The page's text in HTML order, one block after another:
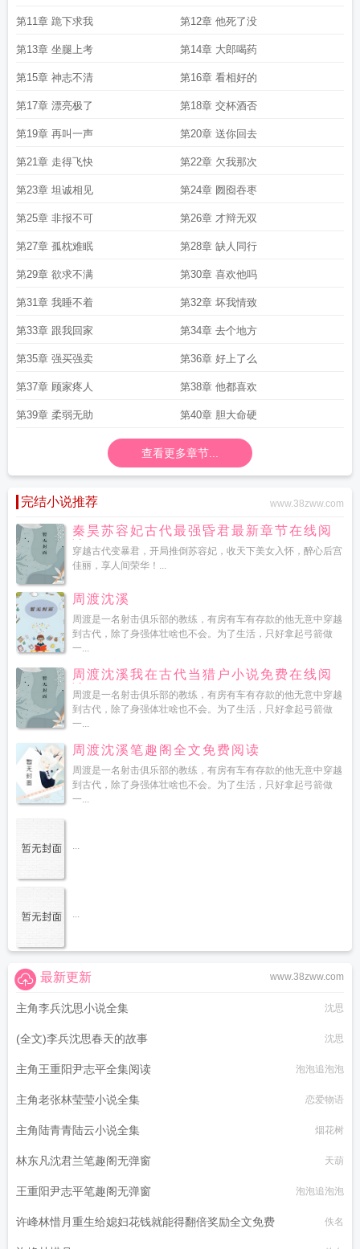
第11章 跪下求我 第12章 他死了没
第13章 坐腿上考 第14章 大郎喝药
第15章 神志不清 第16章 看相好的
第17章 漂亮极了 第18章 交杯酒否
第19章 再叫一声 第20章 送你回去
第21章 走得飞快 第22章 欠我那次
第23章 坦诚相见 第24章 囫囵吞枣
第25章 非报不可 第26章 才辩无双
第27章 孤枕难眠 第28章 缺人同行
第29章 欲求不满 第30章 喜欢他吗
第31章 我睡不着 第32章 坏我情致
第33章 跟我回家 第34章 去个地方
第35章 强买强卖 第36章 好上了么
第37章 顾家疼人 第38章 他都喜欢
第39章 柔弱无助 第40章 胆大命硬
查看更多章节...
完结小说推荐 www.38zww.com
秦昊苏容妃古代最强昏君最新章节在线阅
读
穿越古代变暴君，开局推倒苏容妃，收天下美女入怀，醉心后宫
佳丽，享人间荣华！...
周渡沈溪
周渡是一名射击俱乐部的教练，有房有车有存款的他无意中穿越
到古代，除了身强体壮啥也不会。为了生活，只好拿起弓箭做
一...
周渡沈溪我在古代当猎户小说免费在线阅
读
周渡是一名射击俱乐部的教练，有房有车有存款的他无意中穿越
到古代，除了身强体壮啥也不会。为了生活，只好拿起弓箭做
一...
周渡沈溪笔趣阁全文免费阅读
周渡是一名射击俱乐部的教练，有房有车有存款的他无意中穿越
到古代，除了身强体壮啥也不会。为了生活，只好拿起弓箭做
一...
...
...
www.38zww.com
最新更新
主角李兵沈思小说全集 沈思
(全文)李兵沈思春天的故事 沈思
主角王重阳尹志平全集阅读 泡泡追泡泡
主角老张林莹莹小说全集 恋爱物语
主角陆青青陆云小说全集 烟花树
林东凡沈君兰笔趣阁无弹窗 天葫
王重阳尹志平笔趣阁无弹窗 泡泡追泡泡
许峰林惜月重生给媳妇花钱就能得翻倍奖励全文免费 佚名